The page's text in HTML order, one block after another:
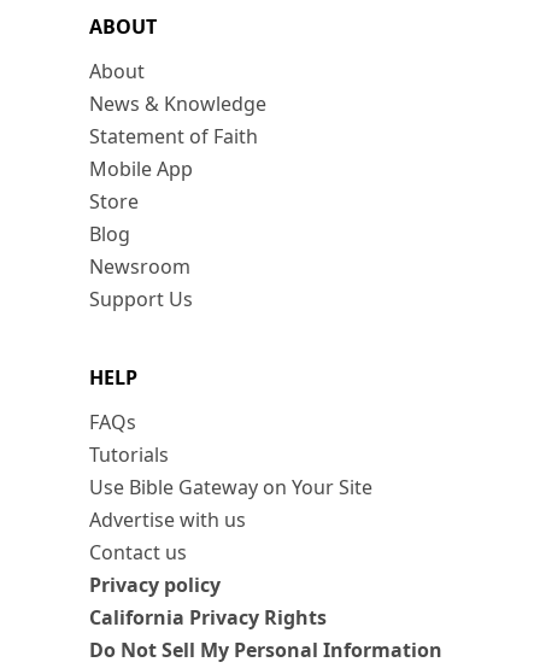
ABOUT
About
News & Knowledge
Statement of Faith
Mobile App
Store
Blog
Newsroom
Support Us
HELP
FAQs
Tutorials
Use Bible Gateway on Your Site
Advertise with us
Contact us
Privacy policy
California Privacy Rights
Do Not Sell My Personal Information